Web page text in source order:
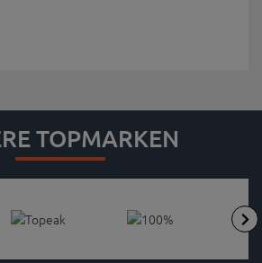
TOPMARKEN